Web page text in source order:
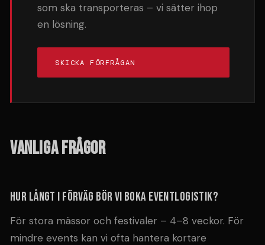
som ska transporteras – vi sätter ihop
en lösning.
SKICKA FÖRFRÅGAN
VANLIGA FRÅGOR
Hur långt i förväg bör vi boka eventlogistik?
För stora mässor och festivaler – 4–8 veckor. För
mindre events kan vi ofta hantera kortare